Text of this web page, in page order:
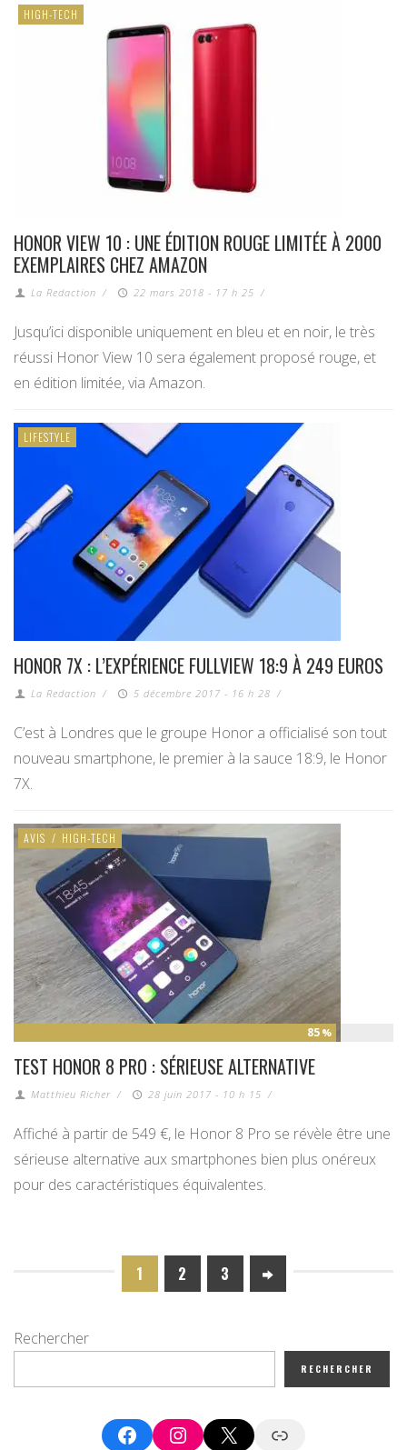
HIGH-TECH
HONOR VIEW 10 : UNE ÉDITION ROUGE LIMITÉE À 2000
EXEMPLAIRES CHEZ AMAZON
La Redaction / 22 mars 2018 - 17 h 25 /
Jusqu’ici disponible uniquement en bleu et en noir, le très
réussi Honor View 10 sera également proposé rouge, et
en édition limitée, via Amazon.
LIFESTYLE
HONOR 7X : L’EXPÉRIENCE FULLVIEW 18:9 À 249 EUROS
La Redaction / 5 décembre 2017 - 16 h 28 /
C’est à Londres que le groupe Honor a officialisé son tout
nouveau smartphone, le premier à la sauce 18:9, le Honor
7X.
85 %
AVIS / HIGH-TECH
TEST HONOR 8 PRO : SÉRIEUSE ALTERNATIVE
Matthieu Richer / 28 juin 2017 - 10 h 15 /
Affiché à partir de 549 €, le Honor 8 Pro se révèle être une
sérieuse alternative aux smartphones bien plus onéreux
pour des caractéristiques équivalentes.
1 2 3
Rechercher
RECHERCHER
FacebookInstagram
X Google News